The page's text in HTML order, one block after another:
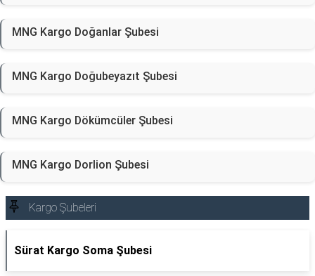
MNG Kargo Doğanlar Şubesi
MNG Kargo Doğubeyazıt Şubesi
MNG Kargo Dökümcüler Şubesi
MNG Kargo Dorlion Şubesi
Kargo Şubeleri
Sürat Kargo Soma Şubesi